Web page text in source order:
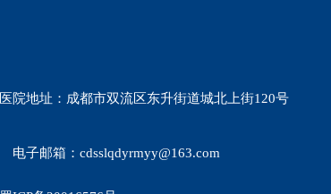
医院地址：成都市双流区东升街道城北上街120号
电子邮箱：cdsslqdyrmyy@163.com